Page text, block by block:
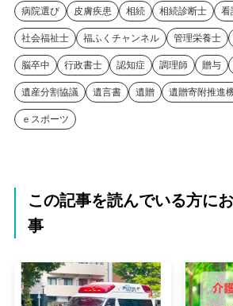
病院選び 皮膚疾患 相続 相続診断士 看
社会福祉士 福ふくチャンネル 管理栄養士
脳卒中 行政書士 認知症 調理師 贈与
遺産分割協議 遺言書 遺贈 遺贈寄附推進
ｅスポーツ
この記事を読んでいる方に
事